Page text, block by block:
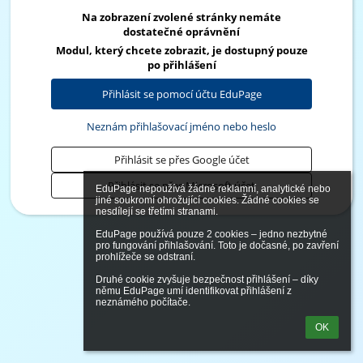
EduPage nepoužívá žádné reklamní, analytické nebo
jiné soukromí ohrožující cookies. Žádné cookies se
nesdílejí se třetími stranami.
EduPage používá pouze 2 cookies – jedno nezbytné
pro fungování přihlašování. Toto je dočasné, po zavření
prohlížeče se odstraní.
Druhé cookie zvyšuje bezpečnost přihlášení – díky
němu EduPage umí identifikovat přihlášení z
neznámého počítače.
OK
Na zobrazení zvolené stránky nemáte
dostatečné oprávnění
Modul, který chcete zobrazit, je dostupný pouze
po přihlášení
Přihlásit se pomocí účtu EduPage
Neznám přihlašovací jméno nebo heslo
Přihlásit se přes Google účet
Přihlásit se přes Microsoft účet